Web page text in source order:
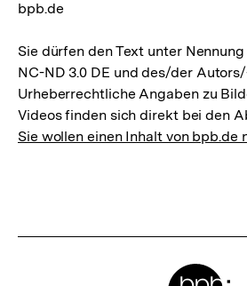
bpb.de
Sie dürfen den Text unter
NC-ND 3.0 DE und des/der
Urheberrechtliche Angaben zu
Videos finden sich direkt bei den
Sie wollen einen Inhalt von bpb.de